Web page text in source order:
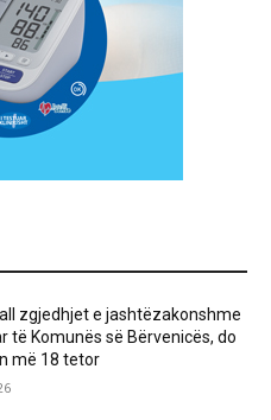
zgjedhjet e jashtëzakonshme
të Komunës së Bërvenicës, do
më 18 tetor